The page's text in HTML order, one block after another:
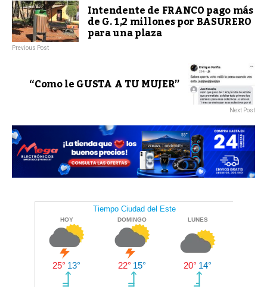
Intendente de FRANCO pago más
de G. 1,2 millones por BASURERO
para una plaza
Previous Post
“Como le GUSTA A TU MUJER”
Next Post